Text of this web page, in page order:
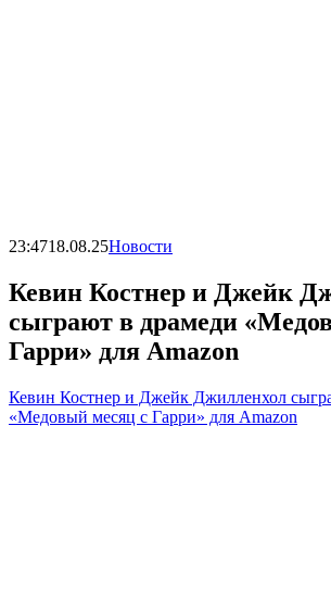
23:4718.08.25Новости
Кевин Костнер и Джейк
сыграют в драмеди
Гарри» для Amazon
Кевин Костнер и Джейк Джилленхол
«Медовый месяц с Гарри» для Amazon